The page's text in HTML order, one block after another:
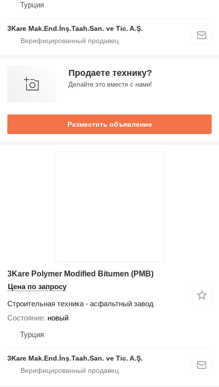
Турция
3Kare Mak.End.İnş.Taah.San. ve Tic. A.Ş.
Продаете технику?
Делайте это вместе с нами!
Разместить объявление
3Kare Polymer Modified Bitumen (PMB)
Цена по запросу
Строительная техника - асфальтный завод
Состояние новый
Турция
3Kare Mak.End.İnş.Taah.San. ve Tic. A.Ş.